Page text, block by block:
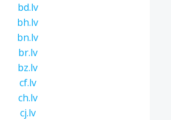
bd.lv
bh.lv
bn.lv
br.lv
bz.lv
cf.lv
ch.lv
cj.lv